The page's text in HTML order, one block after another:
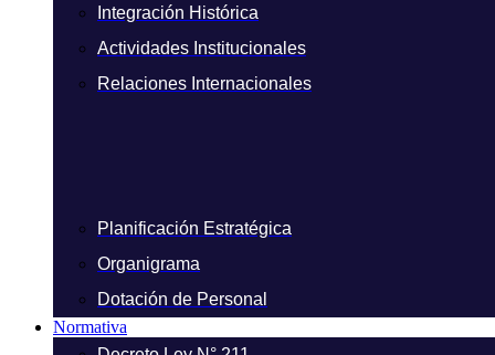
Integración Histórica
Actividades Institucionales
Relaciones Internacionales
Planificación Estratégica
Organigrama
Dotación de Personal
Normativa